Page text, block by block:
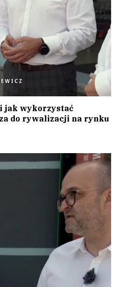
jak wykorzystać
do rywalizacji na rynku